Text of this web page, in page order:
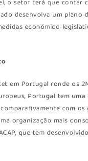
o setor terá que
desenvolva um
económico-
em Portugal ronde os
Portugal tem
com os
organização mais
que tem